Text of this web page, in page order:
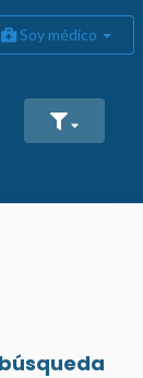
Soy médico